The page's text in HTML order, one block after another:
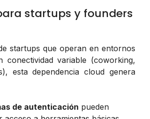
startups y founders
startups que operan en entornos
conectividad variable (coworking,
esta dependencia cloud genera
de autenticación pueden